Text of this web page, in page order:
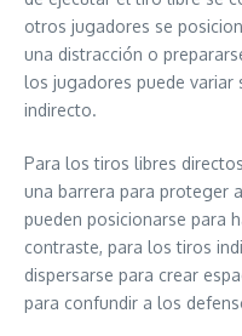
otros jugadores se
una distracción o
los jugadores puede
indirecto.
Para los tiros libres
una barrera para proteger
pueden posicionarse para
contraste, para los tiros
dispersarse para crear
para confundir a los